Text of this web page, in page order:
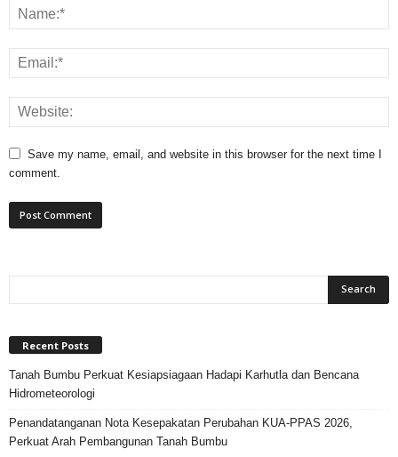
Save my name, email, and website in this browser for the next time I
comment.
Recent Posts
Tanah Bumbu Perkuat Kesiapsiagaan Hadapi Karhutla dan Bencana
Hidrometeorologi
Penandatanganan Nota Kesepakatan Perubahan KUA-PPAS 2026,
Perkuat Arah Pembangunan Tanah Bumbu